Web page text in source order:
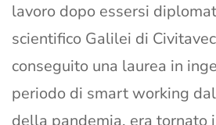
lavoro dopo essersi
scientifico Galilei di
conseguito una laurea in
periodo di smart working